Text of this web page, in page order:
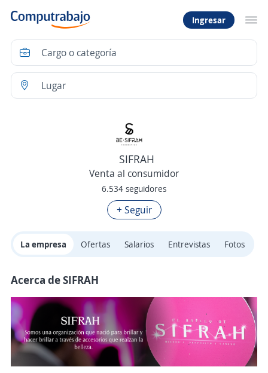
Ingresar
SIFRAH
Venta al consumidor
6.534 seguidores
+ Seguir
La empresa Ofertas Salarios Entrevistas Fotos
Acerca de SIFRAH